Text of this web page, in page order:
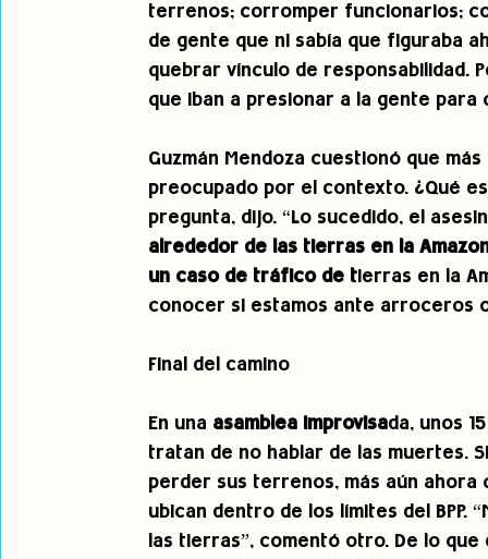
terrenos; corromper funcionarios;
de gente que ni sabía que figuraba
quebrar vínculo de responsabilidad.
que iban a presionar a la gente para
Guzmán Mendoza cuestionó que
preocupado por el contexto. ¿Qué
pregunta, dijo. “Lo sucedido, el
alrededor de las tierras en la
un caso de tráfico de tierras en la
conocer si estamos ante arroceros
Final del camino
En una asamblea improvisada, unos
tratan de no hablar de las muertes.
perder sus terrenos, más aún
ubican dentro de los límites del BPP.
las tierras”, comentó otro. De lo